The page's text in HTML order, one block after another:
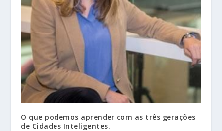
O que podemos aprender com as três gerações
de Cidades Inteligentes.